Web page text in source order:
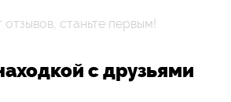
отзывов, станьте первым!
с друзьями